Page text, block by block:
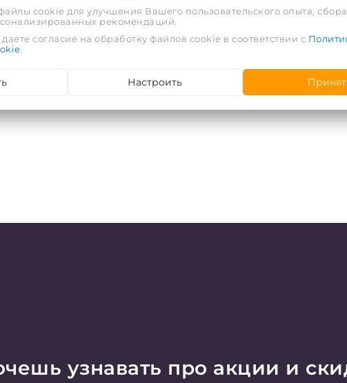
РФ
ООО "АРВИОН", г. Гомель, ул.
узнавать про акции и
cookie для улучшения Вашего пользовательского опыта, сбора
рекомендаций.
согласие на обработку файлов cookie в соответствии с
.
Настроить